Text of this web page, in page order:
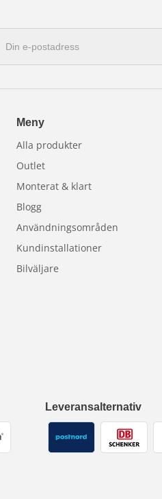
postadress
Meny
Alla produkter
Outlet
Monterat & klart
Blogg
Användningsområden
Kundinstallationer
Bilväljare
Leveransalternativ